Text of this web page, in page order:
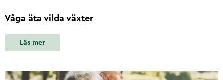
Våga äta vilda växter
Läs mer